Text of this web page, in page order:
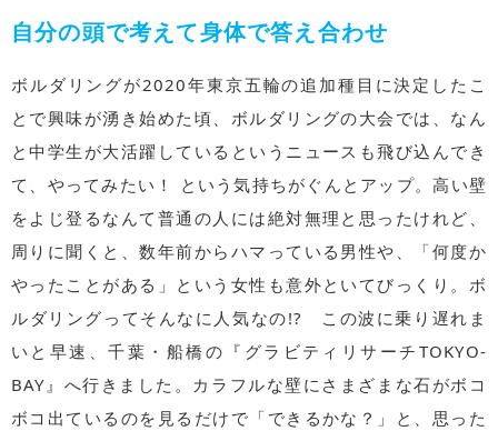
自分の頭で考えて身体で答え合わせ
ボルダリングが2020年東京五輪の追加種目に決定したこ
とで興味が湧き始めた頃、ボルダリングの大会では、なん
と中学生が大活躍しているというニュースも飛び込んでき
て、やってみたい！ という気持ちがぐんとアップ。高い壁
をよじ登るなんて普通の人には絶対無理と思ったけれど、
周りに聞くと、数年前からハマっている男性や、「何度か
やったことがある」という女性も意外といてびっくり。ボ
ルダリングってそんなに人気なの!? この波に乗り遅れま
いと早速、千葉・船橋の『グラビティリサーチTOKYO-
BAY』へ行きました。カラフルな壁にさまざまな石がボコ
ボコ出ているのを見るだけで「できるかな？」と、思った